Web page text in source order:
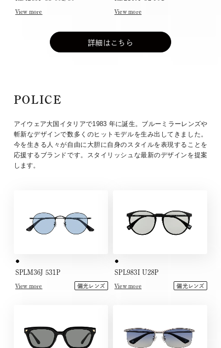
View more View more
詳細はこちら
POLICE
アイウェア大国イタリアで1983 年に誕生。ブルーミラーレンズや
斬新なデザインで数多くのヒットモデルを生み出してきました。
今を生きる人々が自由に大胆に自身のスタイルを表現することを
応援するブランドです。スタイリッシュな最新のデザインを提案
します。
SPLM36J 531P
View more 偏光レンズ
SPL983I U28P
View more 偏光レンズ